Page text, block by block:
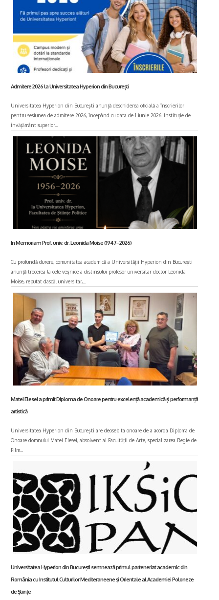
Admitere 2026 la Universitatea Hyperion din București
Universitatea Hyperion din București anunță deschiderea oficială a înscrierilor
pentru sesiunea de admitere 2026, începând cu data de 1 iunie 2026. Instituție de
învățământ superior...
In Memoriam Prof. univ. dr. Leonida Moise (1947–2026)
Cu profundă durere, comunitatea academică a Universității Hyperion din București
anunță trecerea la cele veșnice a distinsului profesor universitar doctor Leonida
Moise, reputat dascăl universitar,...
Matei Elesei a primit Diploma de Onoare pentru excelență academică și performanță
artistică
Universitatea Hyperion din București are deosebita onoare de a acorda Diploma de
Onoare domnului Matei Elesei, absolvent al Facultății de Arte, specializarea Regie de
Film...
Universitatea Hyperion din București semnează primul parteneriat academic din
România cu Institutul Culturilor Mediteraneene și Orientale al Academiei Poloneze
de Științe